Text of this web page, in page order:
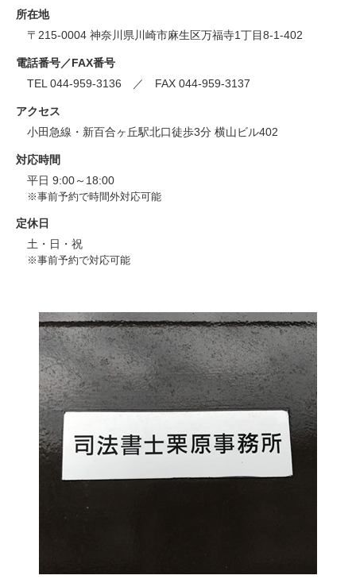
所在地
〒215-0004 神奈川県川崎市麻生区万福寺1丁目8-1-402
電話番号／FAX番号
TEL 044-959-3136 ／ FAX 044-959-3137
アクセス
小田急線・新百合ヶ丘駅北口徒歩3分 横山ビル402
対応時間
平日 9:00～18:00
※事前予約で時間外対応可能
定休日
土・日・祝
※事前予約で対応可能